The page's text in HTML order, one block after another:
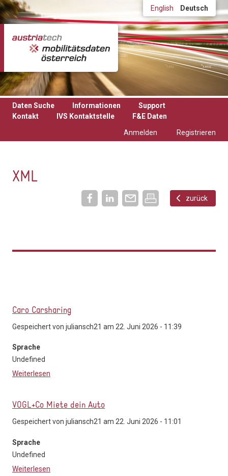
Direkt zum Inhalt English Deutsch
Daten Suche Informationen
Support
Kontakt
IVS Kontaktstelle
F&E Daten
Anmelden
Registrieren
XML
zurück
Caro Carsharing
Gespeichert von juliansch21 am 22. Juni 2026 - 11:39
Sprache
Undefined
Weiterlesen
VOGL+Co Miete dein Auto
Gespeichert von juliansch21 am 22. Juni 2026 - 11:01
Sprache
Undefined
Weiterlesen